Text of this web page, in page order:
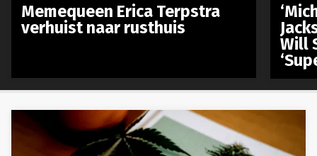
Memequeen Erica Terpstra
verhuist naar rusthuis
Will